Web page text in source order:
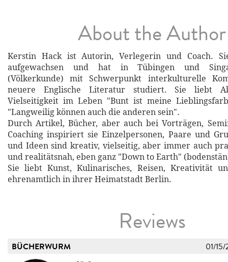
About the Author
Kerstin Hack ist Autorin, Verlegerin und Coach.
aufgewachsen und hat in Tübingen und
(Völkerkunde) mit Schwerpunkt interkulturelle
neuere Englische Literatur studiert. Sie liebt
Vielseitigkeit im Leben "Bunt ist meine
"Langweilig können auch die anderen sein".
Durch Artikel, Bücher, aber auch bei Vorträgen,
Coaching inspiriert sie Einzelpersonen, Paare und
und Ideen sind kreativ, vielseitig, aber immer auch
und realitätsnah, eben ganz "Down to Earth"
Sie liebt Kunst, Kulinarisches, Reisen, Kreativität
ehrenamtlich in ihrer Heimatstadt Berlin.
Reviews
BÜCHERWURM 01/15/